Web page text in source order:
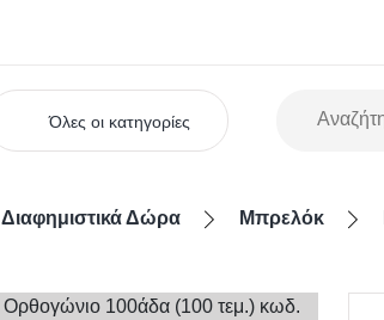
Όλες οι κατηγορίες
Διαφημιστικά Δώρα Μπρελόκ